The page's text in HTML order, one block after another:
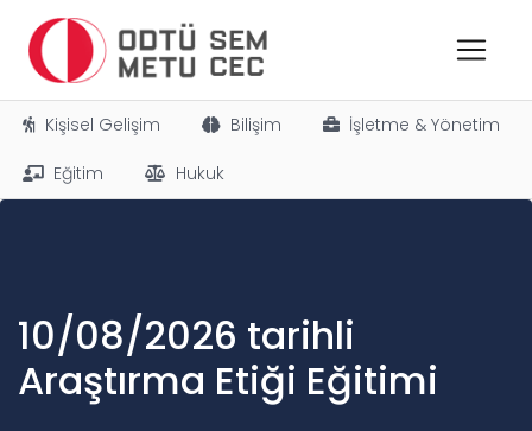
Kişisel Gelişim Bilişim İşletme & Yönetim
Eğitim Hukuk
10/08/2026 tarihli
Araştırma Etiği Eğitimi